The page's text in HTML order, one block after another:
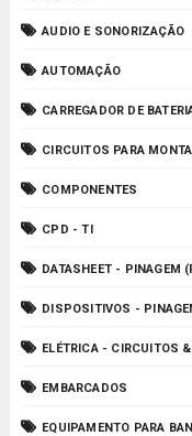
AUDIO E SONORIZAÇÃO
AUTOMAÇÃO
CARREGADOR DE
CIRCUITOS PARA
COMPONENTES
CPD - TI
DATASHEET - PINAGEM
DISPOSITIVOS -
ELÉTRICA - CIRCUITOS
EMBARCADOS
EQUIPAMENTO PARA